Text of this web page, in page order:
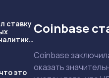
ставку
это
Coinbase
Coinbase
оказать